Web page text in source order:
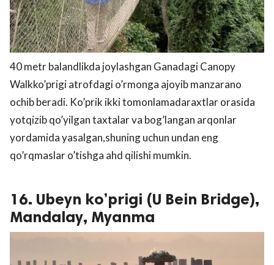
40 metr balandlikda joylashgan Ganadagi Canopy
Walkko’prigi atrofdagi o’rmonga ajoyib manzarano
ochib beradi. Ko’prik ikki tomonlamadaraxtlar orasida
yotqizib qo’yilgan taxtalar va bog’langan arqonlar
yordamida yasalgan,shuning uchun undan eng
qo’rqmaslar o’tishga ahd qilishi mumkin.
16. Ubeyn ko’prigi (U Bein Bridge),
Mandalay, Myanma